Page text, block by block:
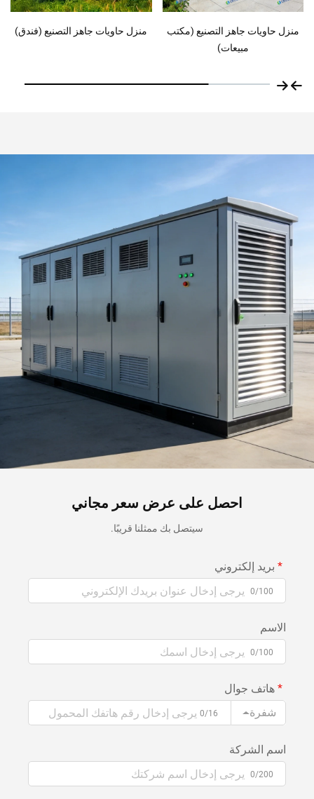
منزل حاويات جاهز التصنيع (مكتب
مبيعات)
منزل حاويات جاهز التصنيع (فندق)
احصل على عرض سعر مجاني
سيتصل بك ممثلنا قريبًا.
بريد إلكتروني
0/100
الاسم
0/100
هاتف جوال
شفرة
0/16
اسم الشركة
0/200